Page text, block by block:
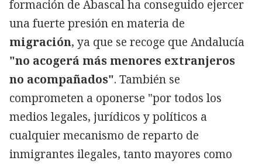
formación de Abascal ha conseguido ejercer
una fuerte presión en materia de
migración, ya que se recoge que Andalucía
"no acogerá más menores extranjeros
no acompañados". También se
comprometen a oponerse "por todos los
medios legales, jurídicos y políticos a
cualquier mecanismo de reparto de
inmigrantes ilegales, tanto mayores como